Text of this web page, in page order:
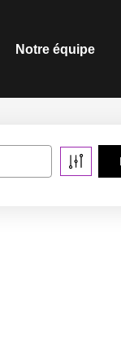
Notre équipe